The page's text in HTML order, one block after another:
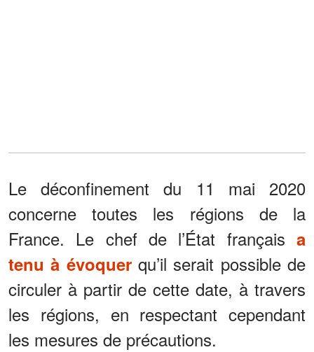
Le déconfinement du 11 mai 2020
concerne toutes les régions de la
France. Le chef de l’État français a
tenu à évoquerqu’il serait possible de
circuler à partir de cette date, à travers
les régions, en respectant cependant
les mesures de précautions.